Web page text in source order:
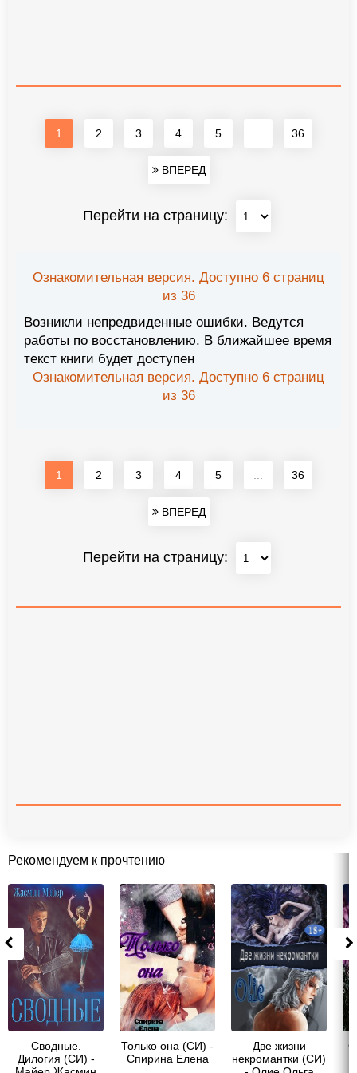
1 2 3 4 5 36
ВПЕРЕД
Перейти на страницу:
Ознакомительная версия. Доступно 6 страниц
из 36
Возникли непредвиденные ошибки. Ведутся
работы по восстановлению. В ближайшее время
текст книги будет доступен
Ознакомительная версия. Доступно 6 страниц
из 36
1 2 3 4 5 36
ВПЕРЕД
Перейти на страницу:
Рекомендуем к прочтению
Сводные.
Дилогия (СИ) -
Только она (СИ) -
Спирина Елена
Две жизни
некромантки (СИ)